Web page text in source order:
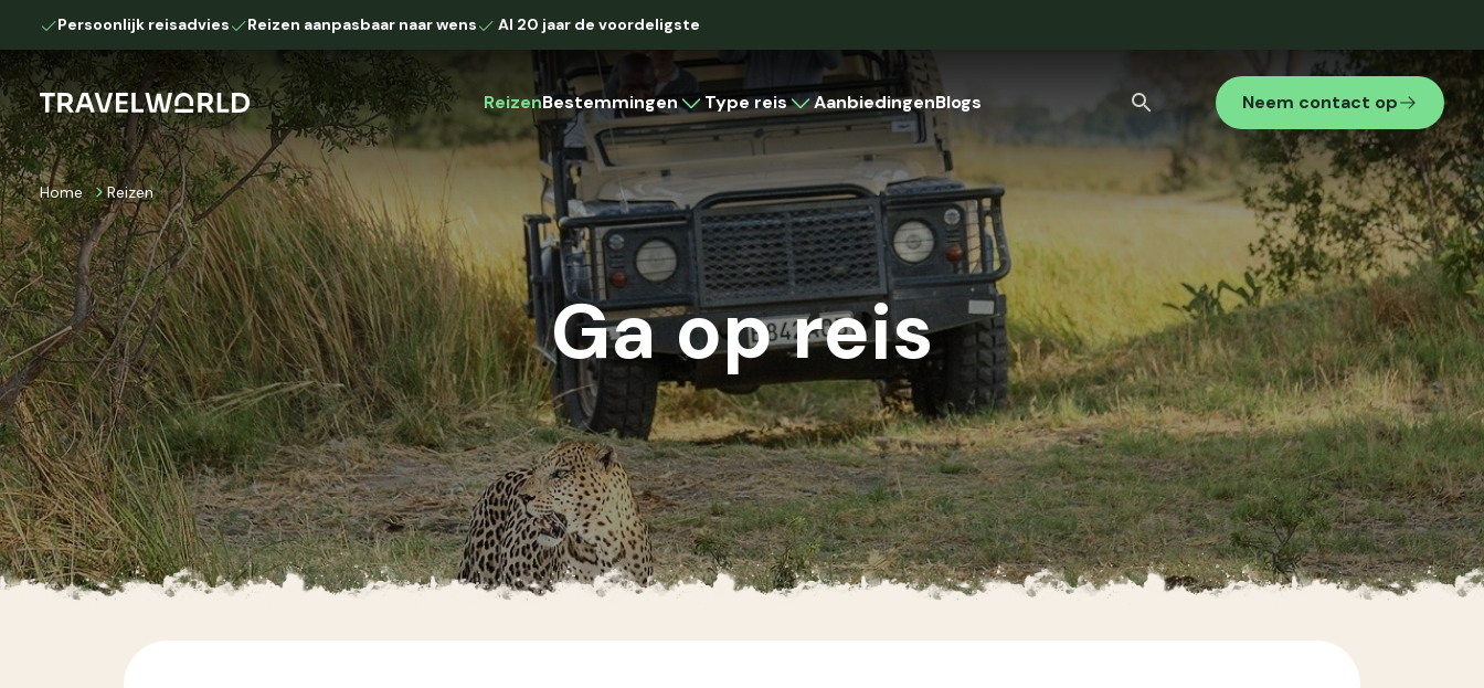
Persoonlijk reisadvies Reizen aanpasbaar naar wens Al 20 jaar de voordeligste
ReizenBestemmingen
Afrika
Botswana
Kenia
Namibië
Tanzania
Zuid-Afrika
Europa
IJsland
Lapland
Down Under
Australië
Nieuw-Zeeland
Azië
Caribbean
Aruba
Bonaire
Curaçao
Cuba
Latijns-Amerika
Brazilië
Colombia
Costa Rica
Mexico
Panama
Midden-Oosten
Jordanië
Verenigde Arabische
Type reis
Camperreis Autoreis Rondreis Strandvakantie Cruise Internationaal gezelschap
AanbiedingenBlogs
Bekijk alle zoekresultaten
Neem contact op
Home Reizen
Ga op reis